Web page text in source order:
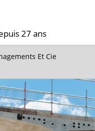
27 ans
Et Cie